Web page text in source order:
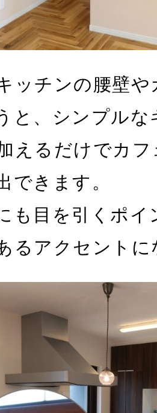
ッチンの腰壁
と、シンプル
えるだけでカ
できます。
も目を引くポイ
るアクセントに